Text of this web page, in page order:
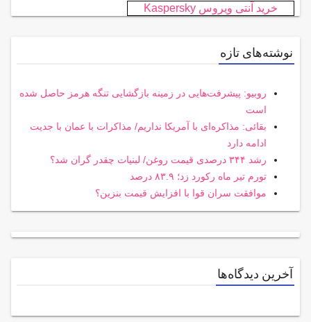
خرید آنتی ویروس Kaspersky
نوشته‌های تازه
روبیو: پیشرفت‌هایی در زمینه بازگشایی تنگه هرمز حاصل شده
است
بقائی: مذاکره‌ای با آمریکا نداریم/ مذاکرات با عمان با جدیت
ادامه دارد
رشد ۳۴۴ درصدی قیمت روغن/ لبنیات چقدر گران شد؟
تورم تیر ماه رکورد زد؛ ۸۳.۹ درصد
موافقت سران قوا با افزایش قیمت بنزین؟
آخرین دیدگاه‌ها